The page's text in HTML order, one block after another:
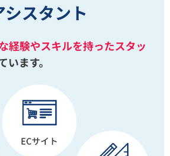
シスタント
経験やスキルを持ったスタッ
います。